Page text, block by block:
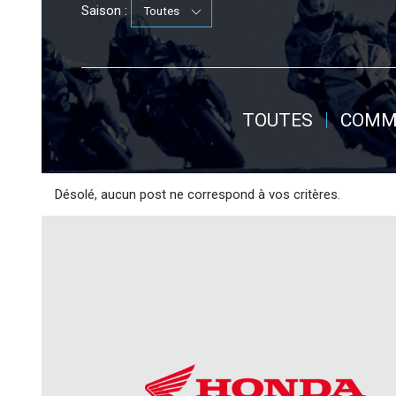
Saison :
TOUTES
Désolé, aucun post ne correspond à vos critères.